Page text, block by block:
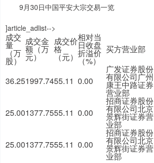
9月30日中国平安大宗交易一览
]article_adlist-->
成交
量
（万
股）
成交金
额（万
元）
成交价
格
（元）
相对当
日收盘
折溢价
（%）
买方营业部
36.251997.7455.11 0.00
广发证券股份
有限公司广州
康王中路证券
营业部
25.001377.7555.11 0.00
招商证券股份
有限公司北京
景辉街证券营
业部
25.001377.7555.11 0.00
招商证券股份
有限公司北京
景辉街证券营
业部